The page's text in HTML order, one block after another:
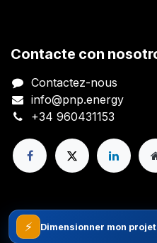
Contacte con
Contactez-nous
info@pnp.energy
+34 960431153
Copyright © Plug And
Généré par - Le #1
⚡